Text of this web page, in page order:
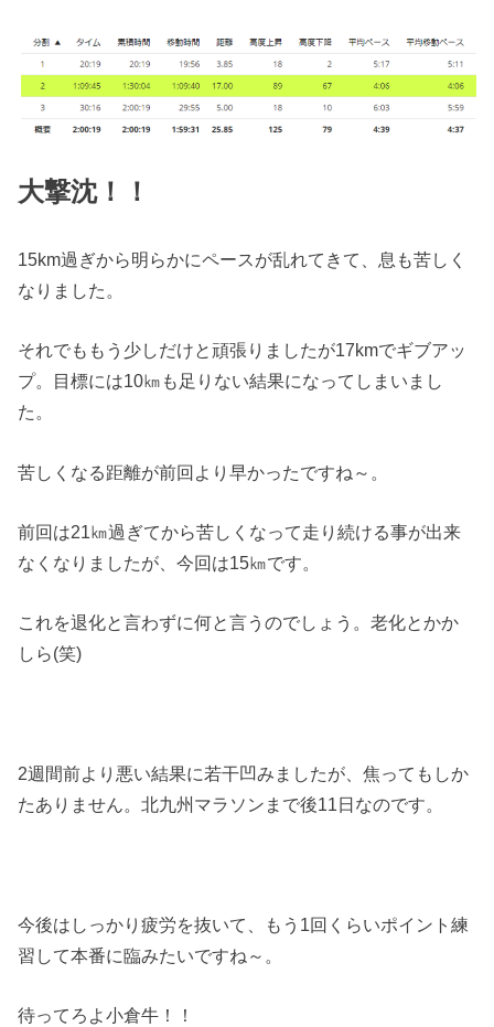
大撃沈！！
15km過ぎから明らかにペースが乱れてきて、息も苦しく
なりました。
それでももう少しだけと頑張りましたが17kmでギブアッ
プ。目標には10㎞も足りない結果になってしまいまし
た。
苦しくなる距離が前回より早かったですね～。
前回は21㎞過ぎてから苦しくなって走り続ける事が出来
なくなりましたが、今回は15㎞です。
これを退化と言わずに何と言うのでしょう。老化とかか
しら(笑)
2週間前より悪い結果に若干凹みましたが、焦ってもしか
たありません。北九州マラソンまで後11日なのです。
今後はしっかり疲労を抜いて、もう1回くらいポイント練
習して本番に臨みたいですね～。
待ってろよ小倉牛！！